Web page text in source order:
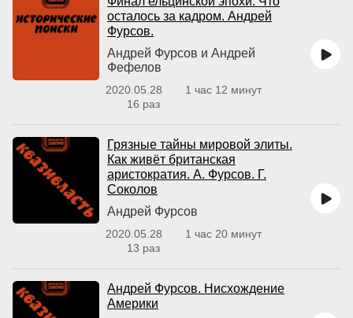
осталось за кадром. Андрей
Фурсов.
Андрей Фурсов и Андрей
Фефелов
2020.05.28
1 час 12 минут
16 раз
Грязные тайны мировой элиты.
Как живёт британская
аристократия. А. Фурсов. Г.
Соколов
Андрей Фурсов
2020.05.28
1 час 20 минут
13 раз
Андрей Фурсов. Нисхождение
Америки